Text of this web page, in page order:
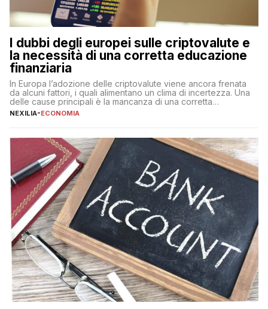
I dubbi degli europei sulle criptovalute e
la necessità di una corretta educazione
finanziaria
In Europa l’adozione delle criptovalute viene ancora frenata
da alcuni fattori, i quali alimentano un clima di incertezza. Una
delle cause principali è la mancanza di una corretta
educazione finanziaria, che impedisce ad una larga parte della
sulle criptovalute: […]
NEXILIA-ECONOMIA